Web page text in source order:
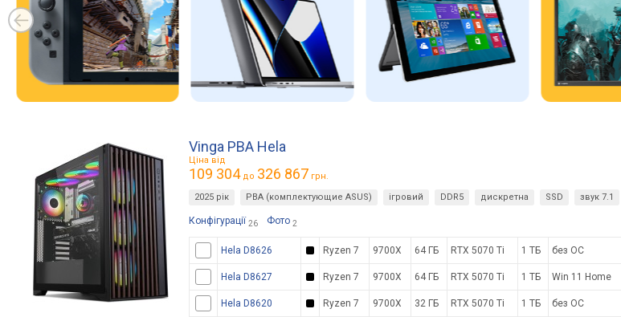
Vinga PBA Hela
Ціна від
109 304до 326 867 грн.
2025 рік
PBA (комплектующие ASUS) ігровий DDR5 дискретна SSD звук 7.1
Конфігурації 26 Фото 2
Hela D8626 Ryzen 7 9700X 64 ГБ RTX 5070 Ti 1 ТБ без ОС
Hela D8627 Ryzen 7 9700X 64 ГБ RTX 5070 Ti 1 ТБ Win 11 Home
Hela D8620 Ryzen 7 9700X 32 ГБ RTX 5070 Ti 1 ТБ без ОС